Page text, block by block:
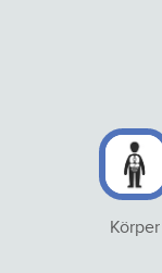
Körper